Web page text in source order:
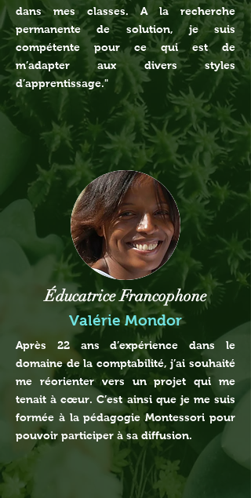
dans mes classes. A la recherche
permanente de solution, je suis
compétente pour ce qui est de
m’adapter aux divers styles
d’apprentissage."
Éducatrice Francophone
Valérie Mondor
Après 22 ans d’expérience dans le
domaine de la comptabilité, j’ai souhaité
me réorienter vers un projet qui me
tenait à cœur. C’est ainsi que je me suis
formée à la pédagogie Montessori pour
pouvoir participer à sa diffusion.